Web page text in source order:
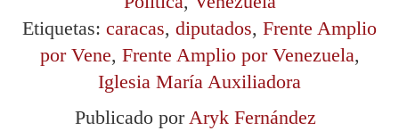
Etiquetas: caracas, diputados, Frente Amplio
por Vene, Frente Amplio por Venezuela,
Iglesia María Auxiliadora
Publicado por Aryk Fernández